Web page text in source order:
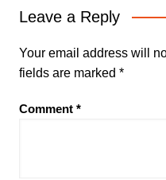
Leave a Reply
Your email address will
fields are marked *
Comment *